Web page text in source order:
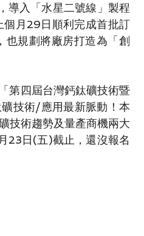
導入「水星二號線」製程
個月29日順利完成首批訂
也規劃將廠房打造為「創
第四屆台灣鈣鈦礦技術暨
技術/應用最新脈動！本
技術趨勢及量產商機兩大
23日(五)截止，還沒報名